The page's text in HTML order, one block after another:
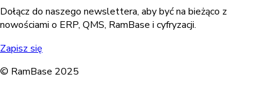
Dołącz do naszego newslettera, aby być na bieżąco z
nowościami o ERP, QMS, RamBase i cyfryzacji.
Zapisz się
© RamBase 2025